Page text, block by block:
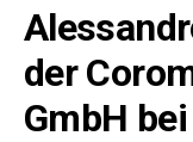
der
GmbH